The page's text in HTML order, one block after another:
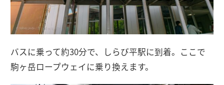
バスに乗って約30分で、しらび平駅に到着。ここで
駒ヶ岳ロープウェイに乗り換えます。